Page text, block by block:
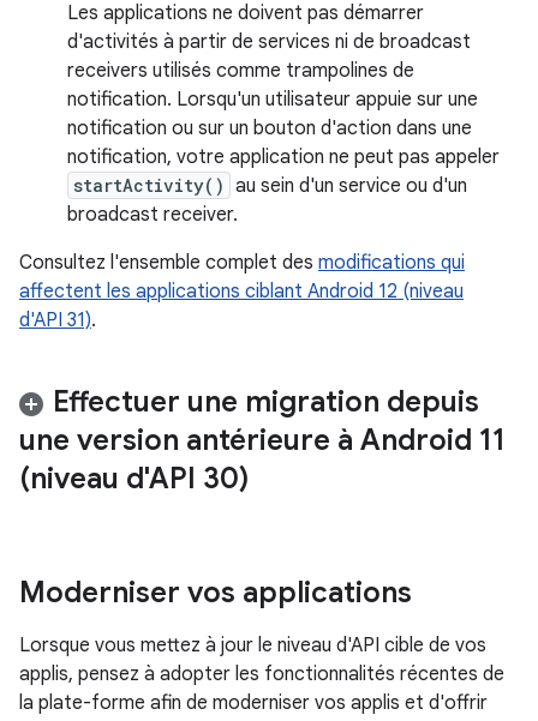
Les applications ne doivent pas démarrer
d'activités à partir de services ni de broadcast
receivers utilisés comme trampolines de
notification. Lorsqu'un utilisateur appuie sur une
notification ou sur un bouton d'action dans une
notification, votre application ne peut pas appeler
startActivity() au sein d'un service ou d'un
broadcast receiver.
Consultez l'ensemble complet des modifications qui
affectent les applications ciblant Android 12 (niveau
d'API 31).
Effectuer une migration depuis
une version antérieure à Android 11
(niveau d'API 30)
Moderniser vos applications
Lorsque vous mettez à jour le niveau d'API cible de vos
applis, pensez à adopter les fonctionnalités récentes de
la plate-forme afin de moderniser vos applis et d'offrir